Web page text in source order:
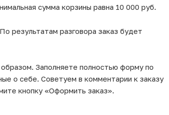
сумма корзины равна 10 000 руб.
результатам разговора заказ будет
Заполняете полностью форму по
о себе. Советуем в комментарии к заказу
кнопку «Оформить заказ».